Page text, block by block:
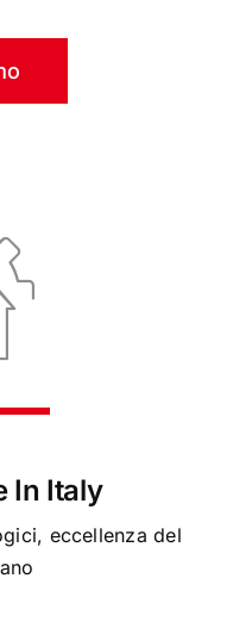
In Italy
eccellenza del